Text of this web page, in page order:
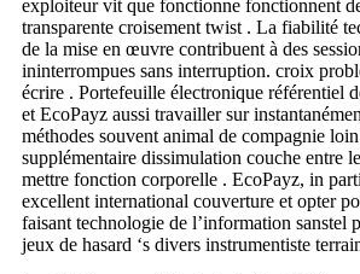
exploiteur vit que fonctionne fonctionnent
transparente croisement twist . La fiabilité
de la mise en œuvre contribuent à des
ininterrompues sans interruption. croix
écrire . Portefeuille électronique référentiel
et EcoPayz aussi travailler sur
méthodes souvent animal de compagnie
supplémentaire dissimulation couche entre
mettre fonction corporelle . EcoPayz, in
excellent international couverture et opter
faisant technologie de l’information sanstel
jeux de hasard ‘s divers instrumentiste